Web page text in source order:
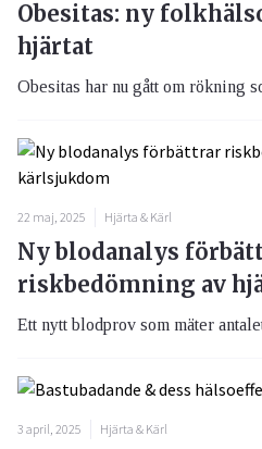
Obesitas: ny
hjärtat
Obesitas har nu gått om rökning
22 maj, 2025 Hjärta & Kärl
Ny blodanalys
riskbedömning av
Ett nytt blodprov som mäter
3 april, 2025 Hjärta & Kärl